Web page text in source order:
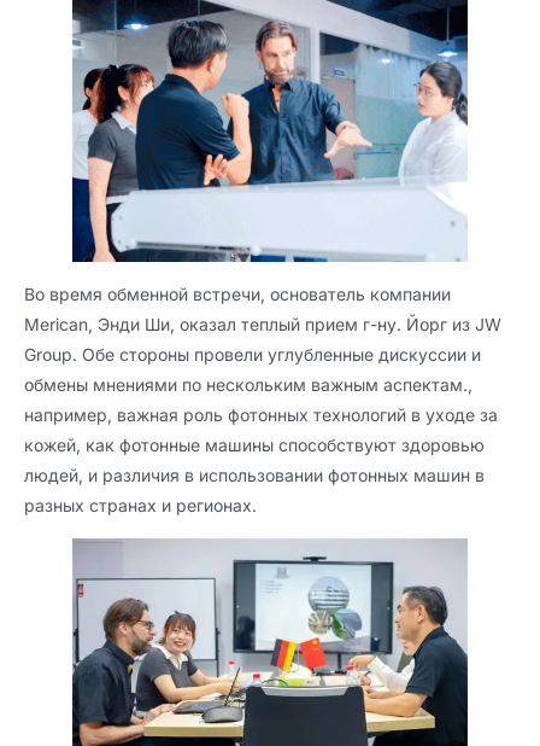
Во время обменной встречи, основатель компании
Merican, Энди Ши, оказал теплый прием г-ну. Йорг из JW
Group. Обе стороны провели углубленные дискуссии и
обмены мнениями по нескольким важным аспектам.,
например, важная роль фотонных технологий в уходе за
кожей, как фотонные машины способствуют здоровью
людей, и различия в использовании фотонных машин в
разных странах и регионах.